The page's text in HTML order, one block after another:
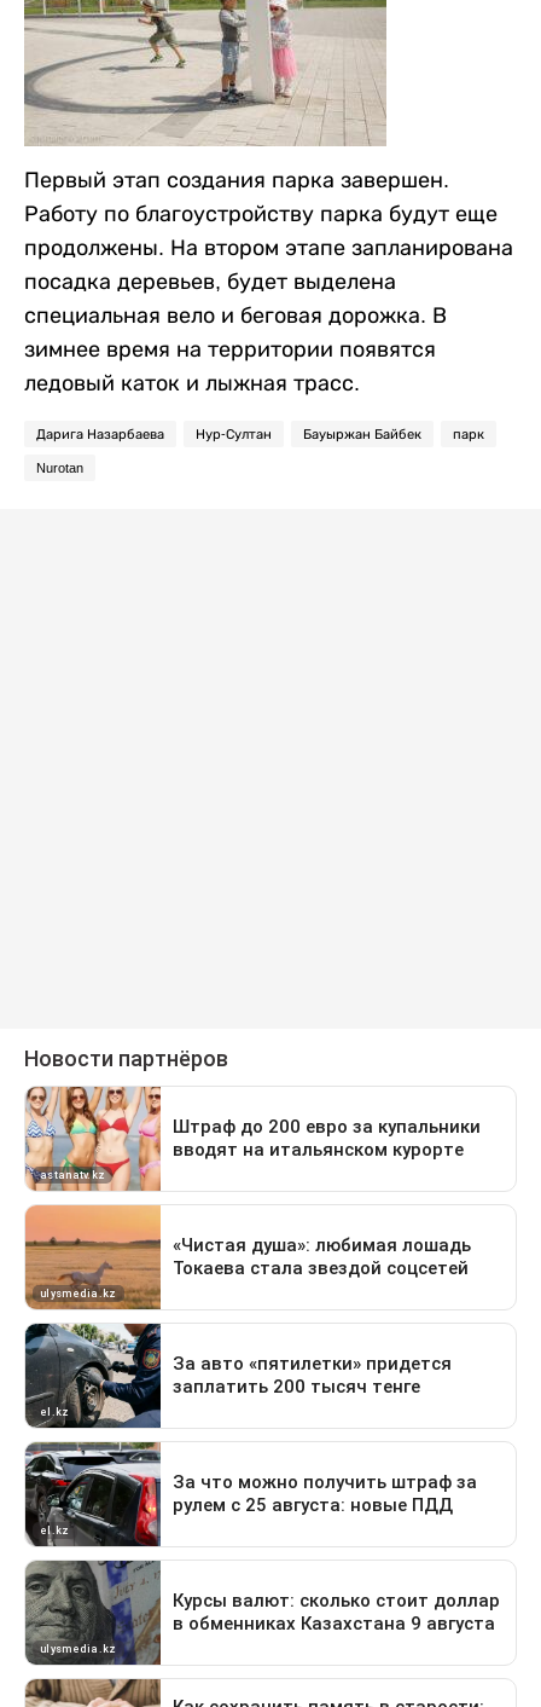
Первый этап создания парка завершен.
Работу по благоустройству парка будут еще
продолжены. На втором этапе запланирована
посадка деревьев, будет выделена
специальная вело и беговая дорожка. В
зимнее время на территории появятся
ледовый каток и лыжная трасс.
Дарига Назарбаева Нур-Султан Бауыржан Байбек парк
Nurotan